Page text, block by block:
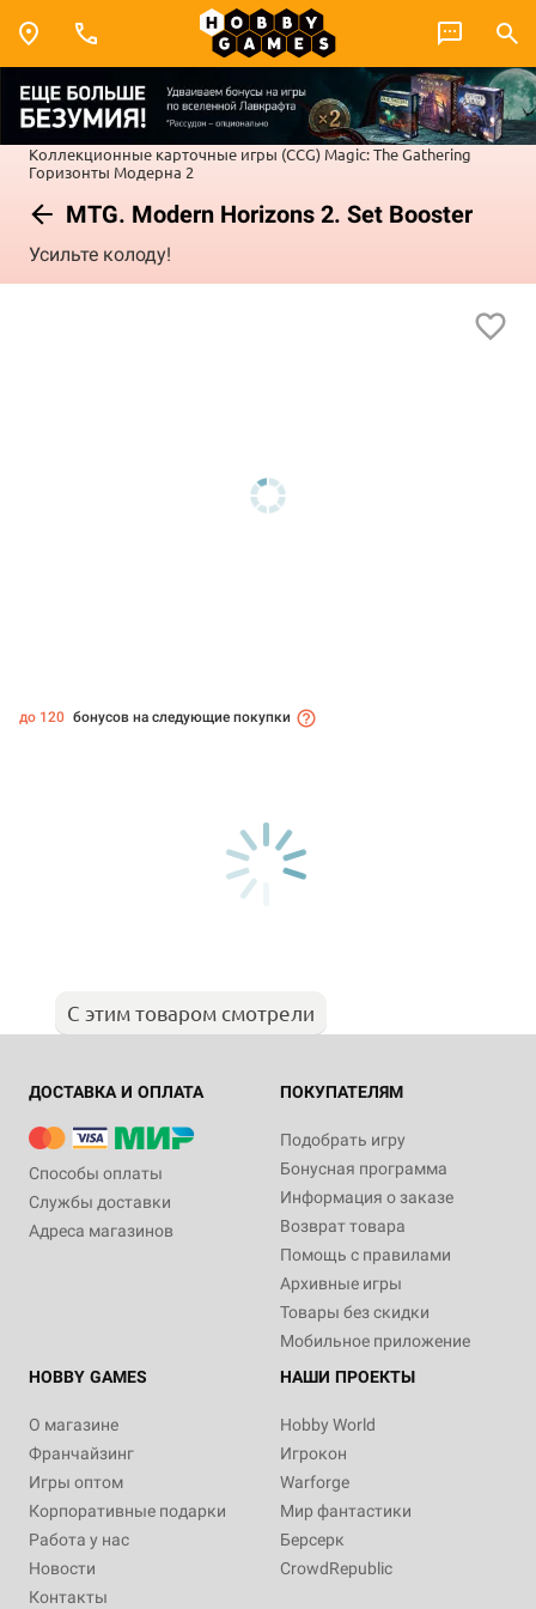
Коллекционные карточные игры (CCG) Magic: The Gathering
Горизонты Модерна 2
MTG. Modern Horizons 2. Set Booster
Усильте колоду!
до 120 бонусов на следующие покупки
С этим товаром смотрели
ДОСТАВКА И ОПЛАТА
Способы оплаты
Службы доставки
Адреса магазинов
ПОКУПАТЕЛЯМ
Подобрать игру
Бонусная программа
Информация о заказе
Возврат товара
Помощь с правилами
Архивные игры
Товары без скидки
Мобильное приложение
HOBBY GAMES
О магазине
Франчайзинг
Игры оптом
Корпоративные подарки
Работа у нас
Новости
Контакты
НАШИ ПРОЕКТЫ
Hobby World
Игрокон
Warforge
Мир фантастики
Берсерк
CrowdRepublic